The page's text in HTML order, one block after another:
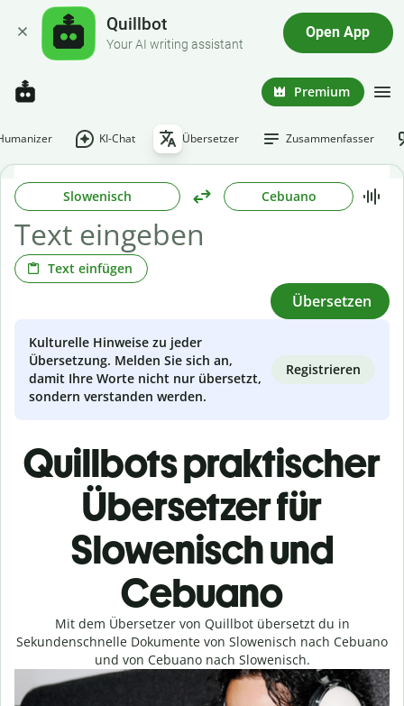
Quillbot
Your AI writing assistant
Open App
Premium
KI-Chat Übersetzer Zusammenfasser
Slowenisch Cebuano
Text einfügen
Übersetzen
Kulturelle Hinweise zu jeder
Übersetzung. Melden Sie sich an,
damit Ihre Worte nicht nur übersetzt,
sondern verstanden werden.
Registrieren
Quillbots praktischer
Übersetzer für
Slowenisch und
Cebuano
Mit dem Übersetzer von Quillbot übersetzt du in
Sekundenschnelle Dokumente von Slowenisch nach Cebuano
und von Cebuano nach Slowenisch.